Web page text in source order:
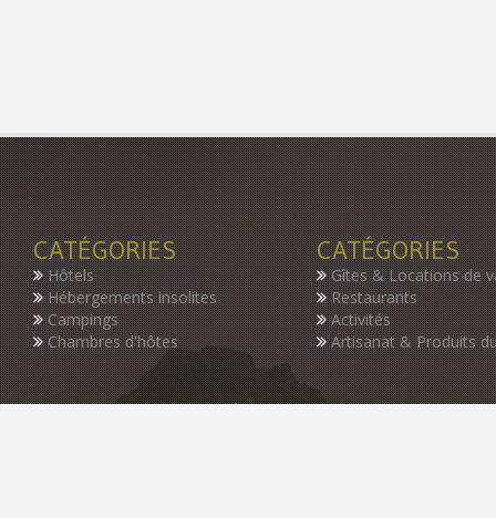
CATÉGORIES
Hôtels
Hébergements insolites
Campings
Chambres d'hôtes
CATÉGORIES
Gîtes & Locations de
Restaurants
Activités
Artisanat & Produits